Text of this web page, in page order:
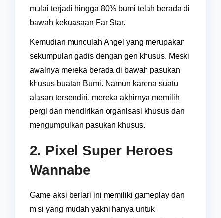
mulai terjadi hingga 80% bumi telah berada di
bawah kekuasaan Far Star.
Kemudian munculah Angel yang merupakan
sekumpulan gadis dengan gen khusus. Meski
awalnya mereka berada di bawah pasukan
khusus buatan Bumi. Namun karena suatu
alasan tersendiri, mereka akhirnya memilih
pergi dan mendirikan organisasi khusus dan
mengumpulkan pasukan khusus.
2. Pixel Super Heroes
Wannabe
Game aksi berlari ini memiliki gameplay dan
misi yang mudah yakni hanya untuk